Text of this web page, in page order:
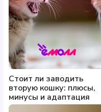
Стоит ли заводить
вторую кошку: плюсы,
минусы и адаптация